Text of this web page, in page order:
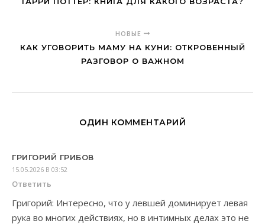
НОВЫЕ
КАК УГОВОРИТЬ МАМУ НА КУНИ: ОТКРОВЕННЫЙ
РАЗГОВОР О ВАЖНОМ
ОДИН КОММЕНТАРИЙ
ГРИГОРИЙ ГРИБОВ
15.05.2026 В 03:52
Ответить
Григорий: Интересно, что у левшей доминирует левая
рука во многих действиях, но в интимных делах это не